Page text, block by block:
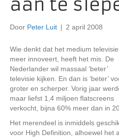
aan te
Door Peter Luit | 2 april 2008
Wie denkt dat het medium
meer innoveert, heeft het mis. De
Nederlander wil massaal ‘beter’
televisie kijken. En dan is ‘beter’
groter en scherper. Vorig jaar
maar liefst 1,4 miljoen flatscreens
verkocht, bijna 60% meer dan in
Het merendeel is inmiddels
voor High Definition, alhoewel het